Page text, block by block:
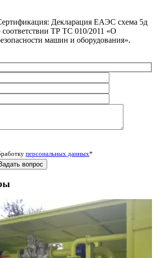
Декларация ЕАЭС схема 5д
соответствии ТР ТС 010/2011 «О
машин и оборудования».
персональных данных*